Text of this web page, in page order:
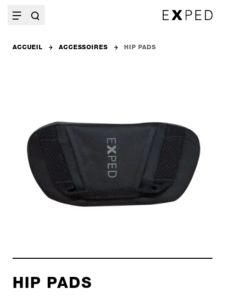
ACCUEIL ACCESSOIRES HIP PADS
HIP PADS